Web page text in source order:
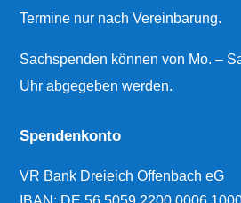
Termine nur nach Vereinbarung.
Sachspenden können von Mo. –
Uhr abgegeben werden.
Spendenkonto
VR Bank Dreieich Offenbach eG